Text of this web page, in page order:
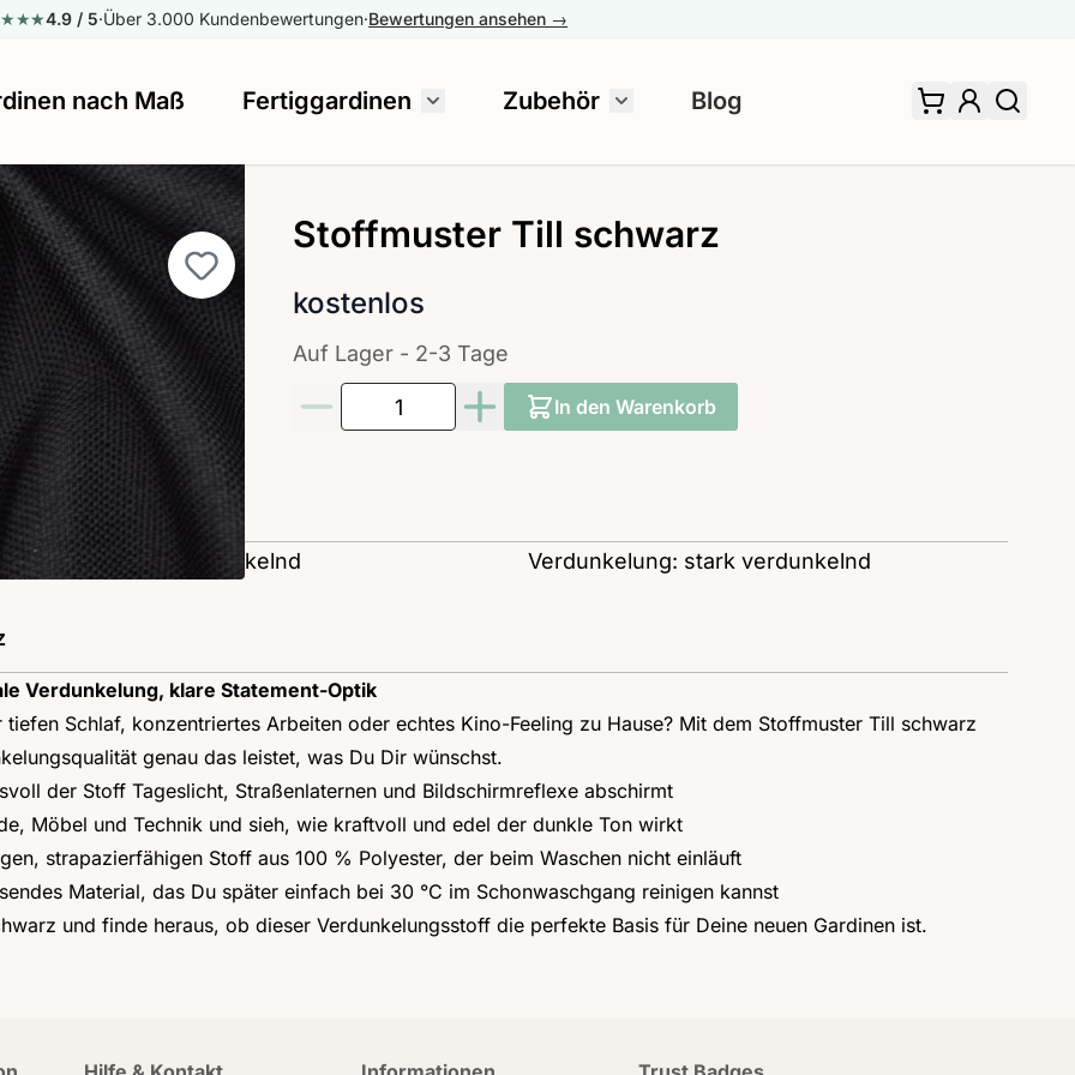
★
★4.9 / 5·Über 3.000 Kundenbewertungen·Bewertungen ansehen →
nach Maß Fertiggardinen
Untermenü für Fertiggardinen umschalten
Zubehör
Untermenü für Zubehör umschalten
Blog
Stoffmuster Till schwarz
kostenlos
Auf Lager - 2-3 Tage
Menge
In den Warenkorb
Transparenz: verdunkelnd Verdunkelung: stark verdunkelnd
Verdunkelung, klare Statement-Optik
Schlaf, konzentriertes Arbeiten oder echtes Kino-Feeling zu Hause? Mit dem Stoffmuster Till schwarz
genau das leistet, was Du Dir wünschst.
der Stoff Tageslicht, Straßenlaternen und Bildschirmreflexe abschirmt
Möbel und Technik und sieh, wie kraftvoll und edel der dunkle Ton wirkt
strapazierfähigen Stoff aus 100 % Polyester, der beim Waschen nicht einläuft
Material, das Du später einfach bei 30 °C im Schonwaschgang reinigen kannst
und finde heraus, ob dieser Verdunkelungsstoff die perfekte Basis für Deine neuen Gardinen ist.